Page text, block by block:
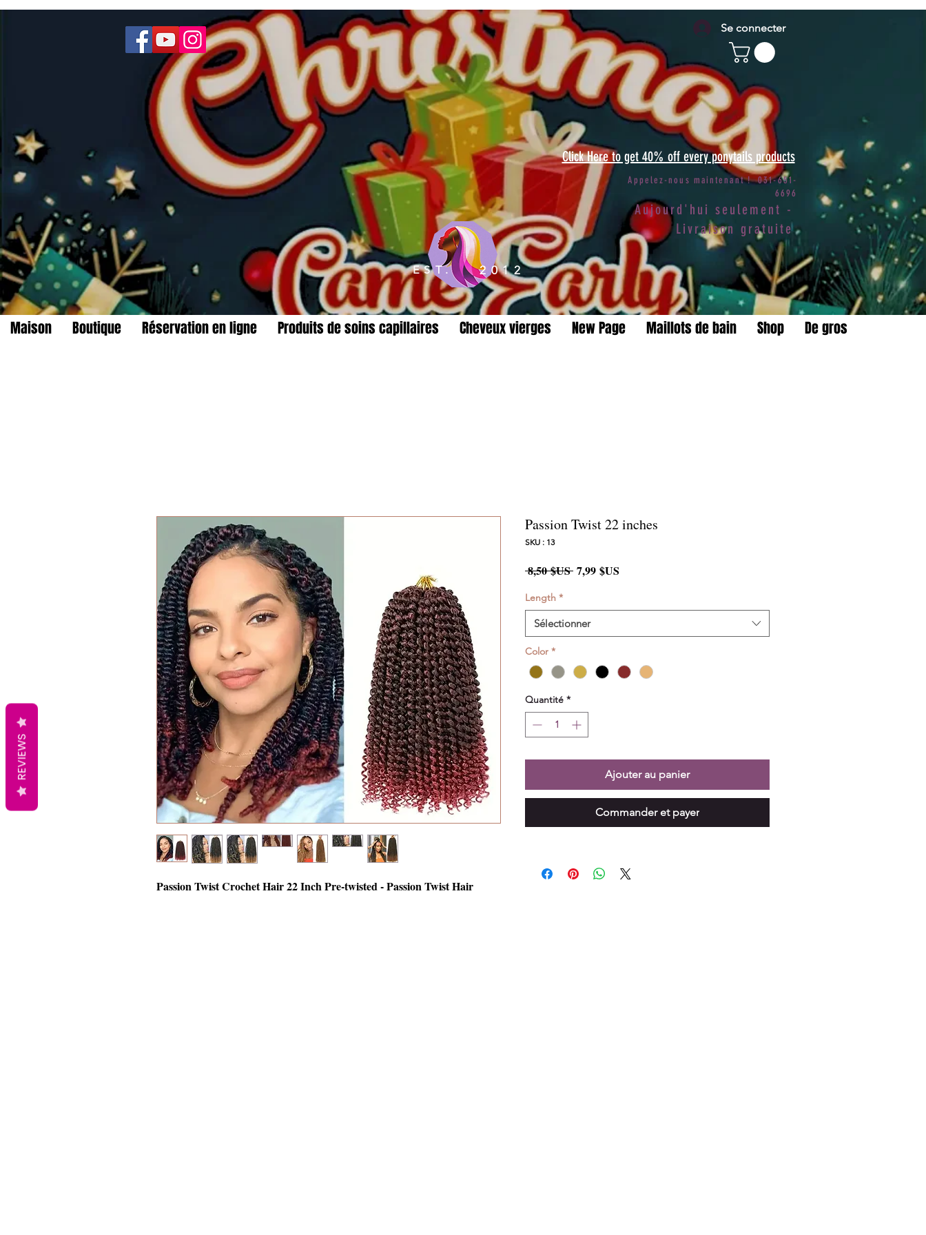
Se connecter
Click Here to get 40% off every ponytails products
Appelez-nous maintenant ! 031-651-
6696
EST. 2012
Aujourd'hui seulement -
Livraison gratuite
Maison Boutique Réservation en ligne Produits de soins capillaires Cheveux vierges New Page Maillots de bain Shop De gros
Passion Twist Crochet Hair 22 Inch Pre-twisted - Passion Twist Hair
Passion Twist 22 inches
SKU : 13
8,50 $US Prix
7,99 $US
Length *
Sélectionner
Color *
Quantité *
Ajouter au panier
Commander et payer
REVIEWS